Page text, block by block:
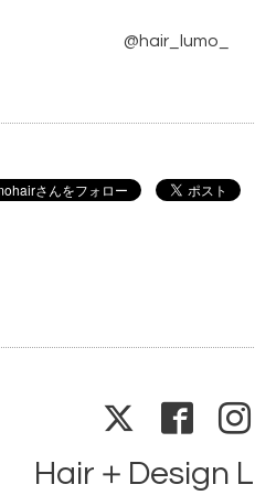
@hair_lumo_
Hair＋Design